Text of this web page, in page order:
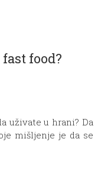
food?
uživate u hrani? Da
mišljenje je da se